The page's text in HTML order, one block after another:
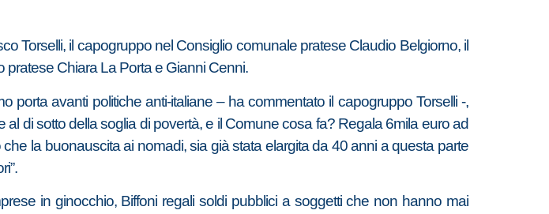
Torselli, il capogruppo nel Consiglio comunale pratese Claudio Belgiorno, il
pratese Chiara La Porta e Gianni Cenni.
porta avanti politiche anti-italiane – ha commentato il capogruppo Torselli -,
di sotto della soglia di povertà, e il Comune cosa fa? Regala 6mila euro ad
la buonauscita ai nomadi, sia già stata elargita da 40 anni a questa parte
in ginocchio, Biffoni regali soldi pubblici a soggetti che non hanno mai